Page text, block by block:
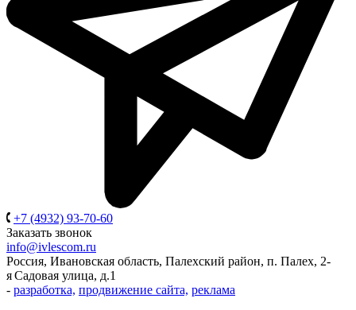
+7 (4932) 93-70-60
Заказать звонок
info@ivlescom.ru
Россия, Ивановская область, Палехский район, п. Палех, 2-
я Садовая улица, д.1
- разработка, продвижение сайта, реклама